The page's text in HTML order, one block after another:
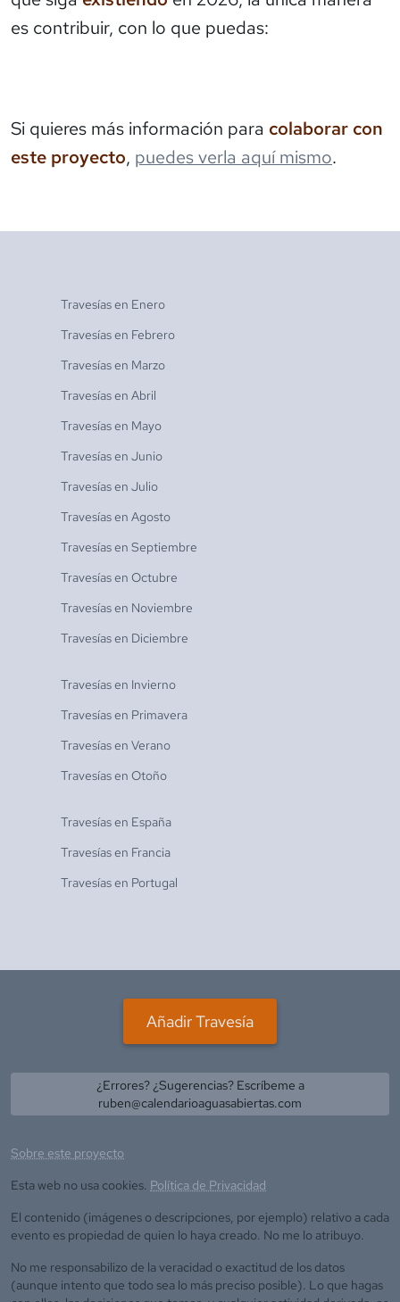
es contribuir, con lo que puedas:
Si quieres más información para colaborar con
este proyecto, puedes verla aquí mismo.
Travesías en Enero
Travesías en Febrero
Travesías en Marzo
Travesías en Abril
Travesías en Mayo
Travesías en Junio
Travesías en Julio
Travesías en Agosto
Travesías en Septiembre
Travesías en Octubre
Travesías en Noviembre
Travesías en Diciembre
Travesías en Invierno
Travesías en Primavera
Travesías en Verano
Travesías en Otoño
Travesías en España
Travesías en Francia
Travesías en Portugal
Añadir Travesía
¿Errores? ¿Sugerencias? Escríbeme a
ruben@calendarioaguasabiertas.com
Sobre este proyecto
Esta web no usa cookies. Política de Privacidad
El contenido (imágenes o descripciones, por ejemplo) relativo a cada
evento es propiedad de quien lo haya creado. No me lo atribuyo.
No me responsabilizo de la veracidad o exactitud de los datos
(aunque intento que todo sea lo más preciso posible). Lo que hagas